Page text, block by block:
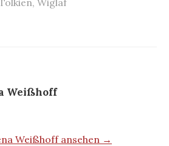
Weißhoff
Weißhoff ansehen →